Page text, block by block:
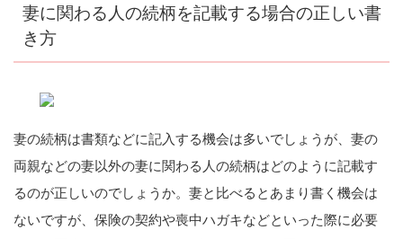
妻に関わる人の続柄を記載する場合の正しい書
き方
妻の続柄は書類などに記入する機会は多いでしょうが、妻の
両親などの妻以外の妻に関わる人の続柄はどのように記載す
るのが正しいのでしょうか。妻と比べるとあまり書く機会は
ないですが、保険の契約や喪中ハガキなどといった際に必要